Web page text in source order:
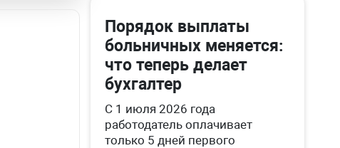
Порядок выплаты
больничных меняется:
что теперь делает
бухгалтер
С 1 июля 2026 года
работодатель оплачивает
только 5 дней первого